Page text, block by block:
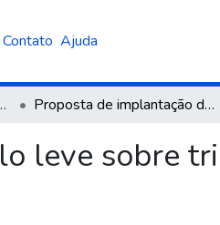
Contato Ajuda
Proposta de implantação do sistema de veículo leve sobre trilhos na região central de Caxias do Sul/RS
leve sobre